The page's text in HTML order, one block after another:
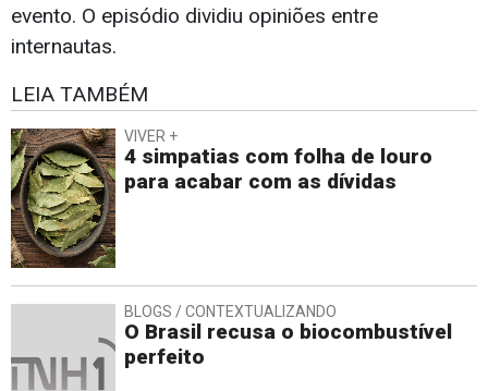
evento. O episódio dividiu opiniões entre
internautas.
LEIA TAMBÉM
VIVER +
4 simpatias com folha de louro
para acabar com as dívidas
BLOGS / CONTEXTUALIZANDO
O Brasil recusa o biocombustível
perfeito